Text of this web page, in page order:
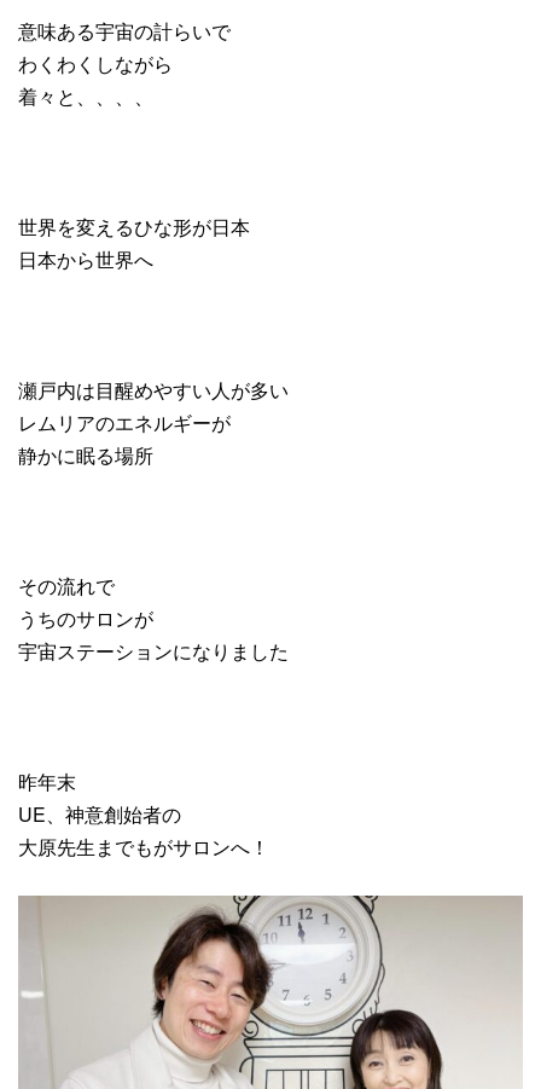
意味ある宇宙の計らいで
わくわくしながら
着々と、、、、
世界を変えるひな形が日本
日本から世界へ
瀬戸内は目醒めやすい人が多い
レムリアのエネルギーが
静かに眠る場所
その流れで
うちのサロンが
宇宙ステーションになりました
昨年末
UE、神意創始者の
大原先生までもがサロンへ！